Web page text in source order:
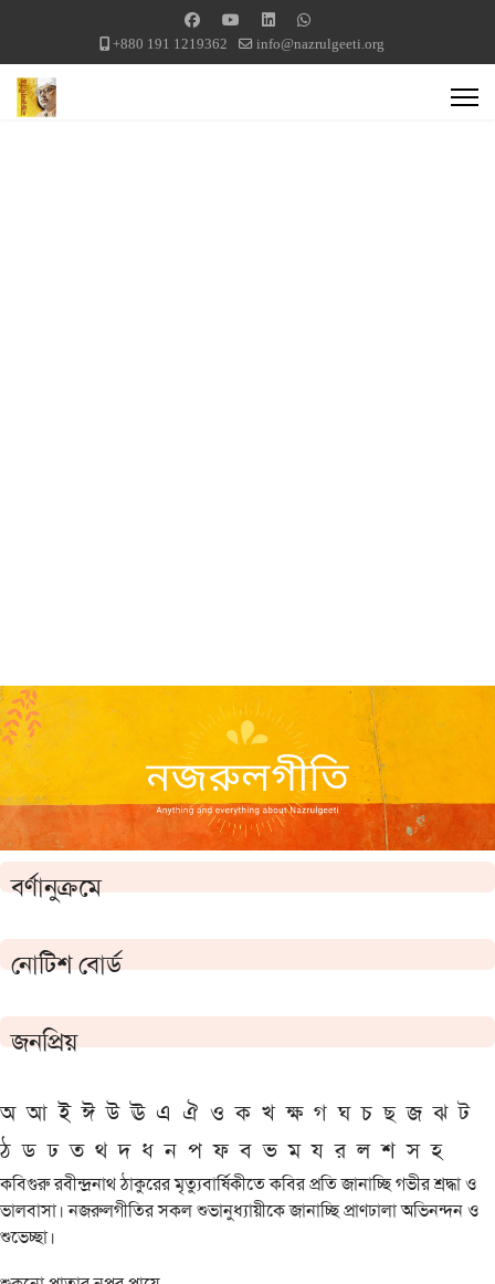
+880 191 1219362 info@nazrulgeeti.org
বর্ণানুক্রমে
নোটিশ বোর্ড
জনপ্রিয়
অ আ ই ঈ উ ঊ এ ঐ ও ক খ ক্ষ গ ঘ চ ছ জ ঝ ট
ঠ ড ঢ ত থ দ ধ ন প ফ ব ভ ম য র ল শ স হ
কবিগুরু রবীন্দ্রনাথ ঠাকুরের মৃত্যুবার্ষিকীতে কবির প্রতি জানাচ্ছি গভীর শ্রদ্ধা ও
ভালবাসা। নজরুলগীতির সকল শুভানুধ্যায়ীকে জানাচ্ছি প্রাণঢালা অভিনন্দন ও
শুভেচ্ছা।